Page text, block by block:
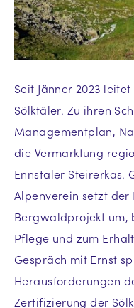
Seit Jänner 2023
Sölktäler. Zu ihren
Managementplan,
die Vermarktung
Ennstaler Steirerkas.
Alpenverein setzt
Bergwaldprojekt um,
Pflege und zum
Gespräch mit Ernst
Herausforderungen
Zertifizierung der